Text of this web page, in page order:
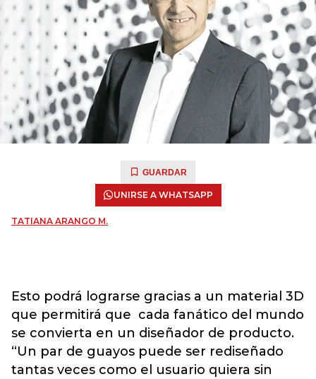
GUARDAR
UNIRSE A WHATSAPP
TATIANA ARANGO M.
Esto podrá lograrse gracias a un material 3D
que permitirá que cada fanático del mundo
se convierta en un diseñador de producto.
“Un par de guayos puede ser rediseñado
tantas veces como el usuario quiera sin